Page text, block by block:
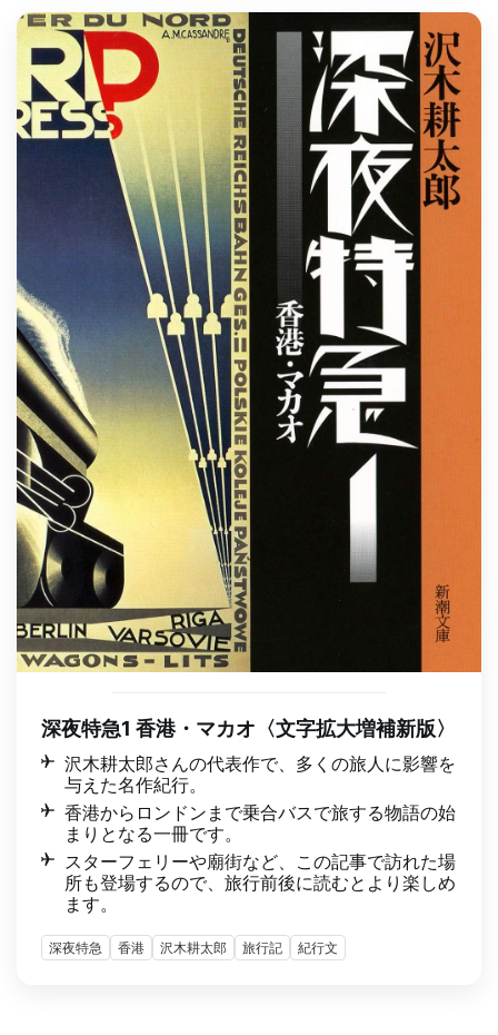
深夜特急1 香港・マカオ〈文字拡大増補新版〉
沢木耕太郎さんの代表作で、多くの旅人に影響を
与えた名作紀行。
香港からロンドンまで乗合バスで旅する物語の始
まりとなる一冊です。
スターフェリーや廟街など、この記事で訪れた場
所も登場するので、旅行前後に読むとより楽しめ
ます。
深夜特急 香港 沢木耕太郎 旅行記 紀行文